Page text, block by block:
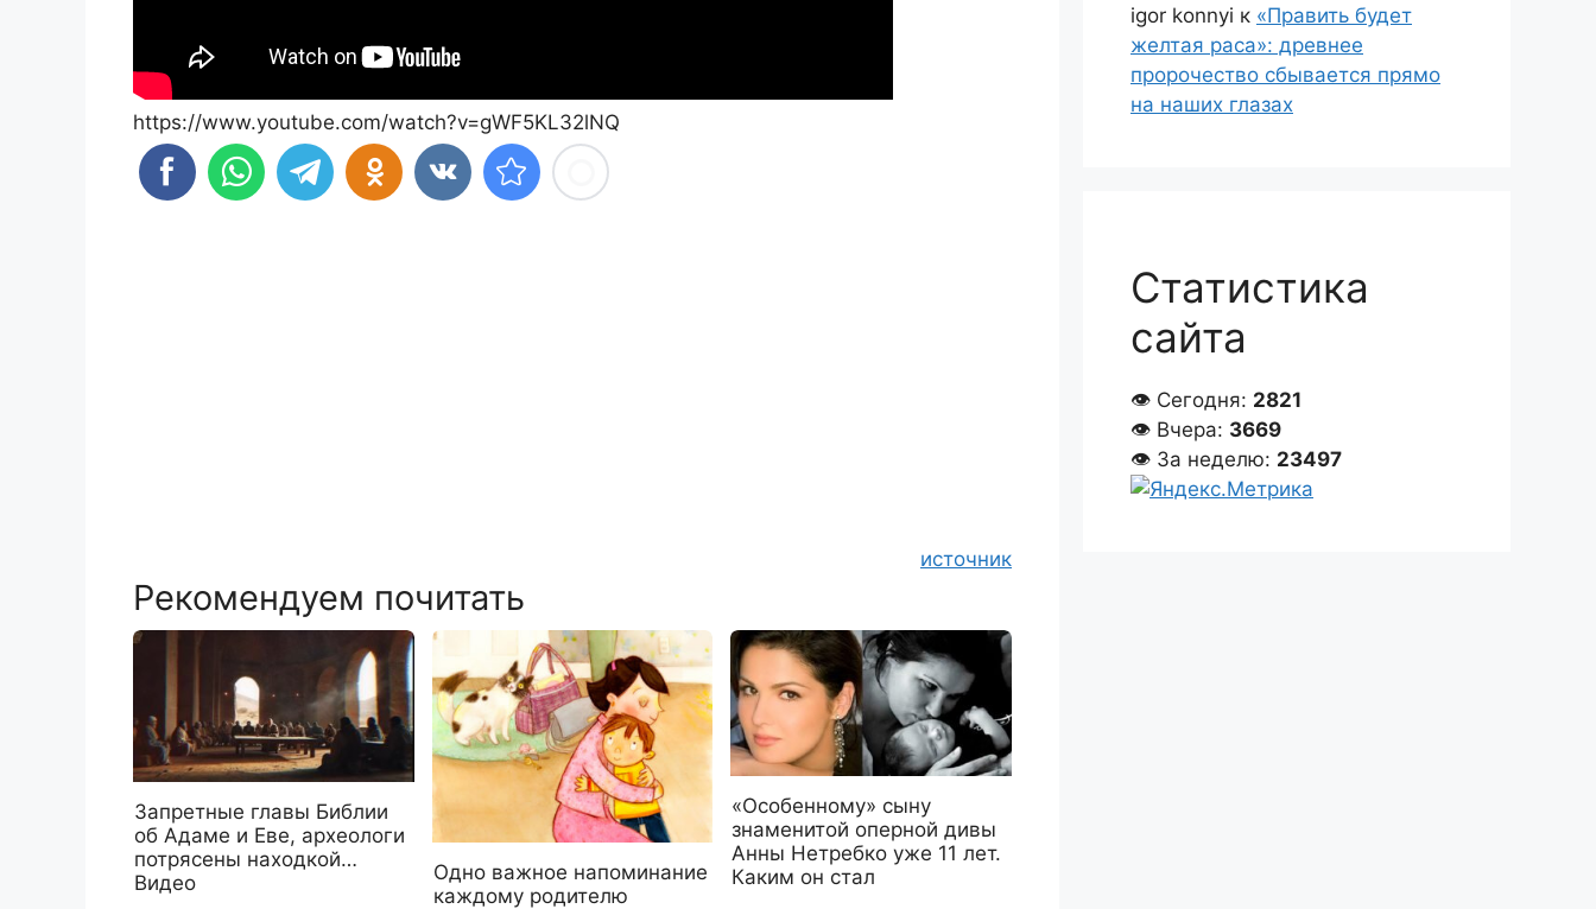
https://www.youtube.com/watch?v=gWF5KL32lNQ
источник
Рекомендуем почитать
Запретные главы Библии
об Адаме и Еве, археологи
потрясены находкой…
Видео
Одно важное напоминание
каждому родителю
«Особенному» сыну
знаменитой оперной дивы
Анны Нетребко уже 11 лет.
Каким он стал
igor konnyi к «Править будет
желтая раса»: древнее
пророчество сбывается прямо
на наших глазах
Статистика
сайта
👁 Сегодня: 2821
👁 Вчера: 3669
👁 За неделю: 23497